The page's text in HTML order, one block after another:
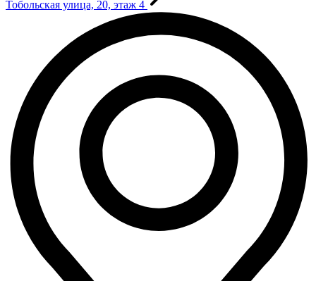
Тобольская улица, 20, этаж 4